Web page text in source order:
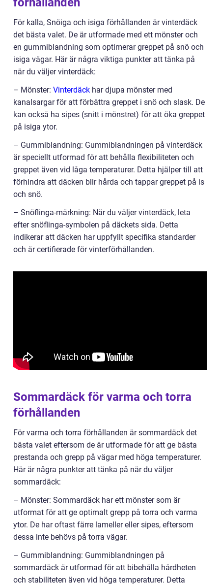
För kalla, Snöiga och isiga förhållanden är vinterdäck
det bästa valet. De är utformade med ett mönster och
en gummiblandning som optimerar greppet på snö och
isiga vägar. Här är några viktiga punkter att tänka på
när du väljer vinterdäck:
– Mönster: Vinterdäck har djupa mönster med
kanalsargar för att förbättra greppet i snö och slask. De
kan också ha sipes (snitt i mönstret) för att öka greppet
på isiga ytor.
– Gummiblandning: Gummiblandningen på vinterdäck
är speciellt utformad för att behålla flexibiliteten och
greppet även vid låga temperaturer. Detta hjälper till att
förhindra att däcken blir hårda och tappar greppet på is
och snö.
– Snöflinga-märkning: När du väljer vinterdäck, leta
efter snöflinga-symbolen på däckets sida. Detta
indikerar att däcken har uppfyllt specifika standarder
och är certifierade för vinterförhållanden.
Sommardäck för varma och torra
förhållanden
För varma och torra förhållanden är sommardäck det
bästa valet eftersom de är utformade för att ge bästa
prestanda och grepp på vägar med höga temperaturer.
Här är några punkter att tänka på när du väljer
sommardäck:
– Mönster: Sommardäck har ett mönster som är
utformat för att ge optimalt grepp på torra och varma
ytor. De har oftast färre lameller eller sipes, eftersom
dessa inte behövs på torra vägar.
– Gummiblandning: Gummiblandningen på
sommardäck är utformad för att bibehålla hårdheten
och stabiliteten även vid höga temperaturer. Detta